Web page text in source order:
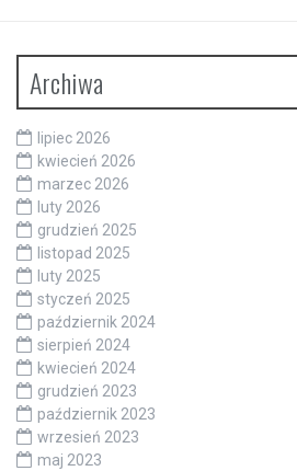
Archiwa
lipiec 2026
kwiecień 2026
marzec 2026
luty 2026
grudzień 2025
listopad 2025
luty 2025
styczeń 2025
październik 2024
sierpień 2024
kwiecień 2024
grudzień 2023
październik 2023
wrzesień 2023
maj 2023